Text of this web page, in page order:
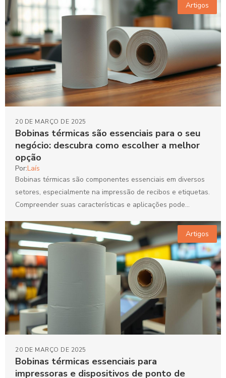
Artigos
Bobinas térmicas são essenciais para o seu
negócio: descubra como escolher a melhor
opção
20 DE MARÇO DE 2025
Por:Laís
Bobinas térmicas são componentes essenciais em diversos
setores, especialmente na impressão de recibos e etiquetas.
Compreender suas características e aplicações pode
Artigos
Bobinas térmicas essenciais para
impressoras e dispositivos de ponto de
20 DE MARÇO DE 2025